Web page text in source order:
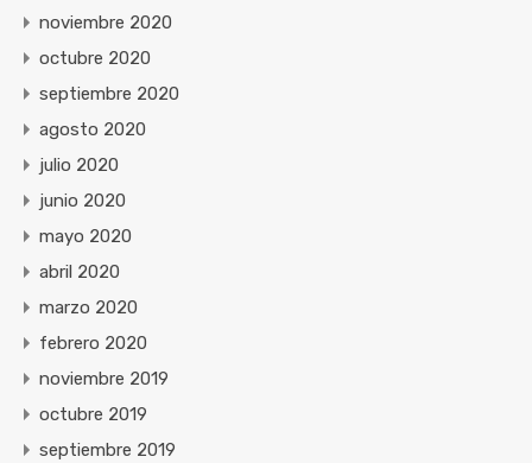
noviembre 2020
octubre 2020
septiembre 2020
agosto 2020
julio 2020
junio 2020
mayo 2020
abril 2020
marzo 2020
febrero 2020
noviembre 2019
octubre 2019
septiembre 2019